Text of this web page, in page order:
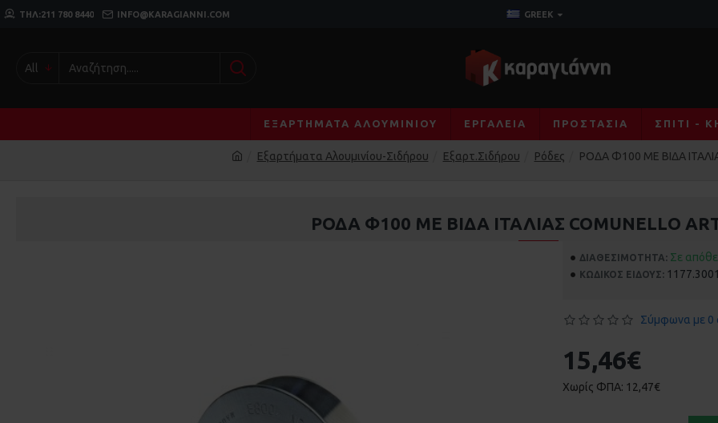
ΤΗΛ:211 780 8440 INFO@KARAGIANNI.COM GREEK
All
ΕΞΑΡΤΉΜΑΤΑ ΑΛΟΥΜΙΝΊΟΥ ΕΡΓΑΛΕΊΑ ΠΡΟΣΤΑΣΊΑ ΣΠΊΤΙ -
Εξαρτήματα Αλουμινίου-Σιδήρου Εξαρτ.Σιδήρου Ρόδες ΡΟΔΑ Φ100 ΜΕ ΒΙΔΑ
ΡΟΔΑ Φ100 ΜΕ ΒΙΔΑ ΙΤΑΛΙΑΣ COMUNELLO
ΔΙΑΘΕΣΙΜΌΤΗΤΑ: Σε
ΚΩΔΙΚΌΣ ΕΊΔΟΥΣ:
Σύμφωνα με 0
15,46€
Χωρίς ΦΠΑ: 12,47€